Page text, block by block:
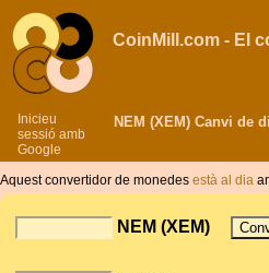
Inicieu
sessió amb
Google
CoinMill.com - El
NEM (XEM) Canvi de
Aquest convertidor de monedes està al dia
NEM (XEM)